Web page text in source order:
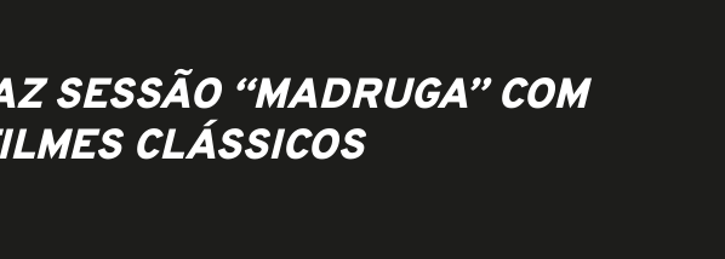
SESSÃO “MADRUGA” COM
CLÁSSICOS